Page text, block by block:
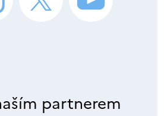
partnerem